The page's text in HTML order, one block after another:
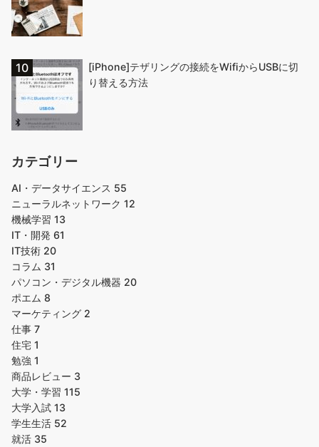
[iPhone]テザリングの接続をWifiからUSBに切
り替える方法
カテゴリー
AI・データサイエンス 55
ニューラルネットワーク 12
機械学習 13
IT・開発 61
IT技術 20
コラム 31
パソコン・デジタル機器 20
ポエム 8
マーケティング 2
仕事 7
住宅 1
勉強 1
商品レビュー 3
大学・学習 115
大学入試 13
学生生活 52
就活 35